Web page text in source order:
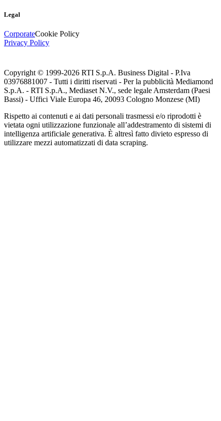
Legal
CorporateCookie Policy
Privacy Policy
Copyright © 1999-2026 RTI S.p.A. Business Digital - P.Iva
03976881007 - Tutti i diritti riservati - Per la pubblicità Mediamond
S.p.A. - RTI S.p.A., Mediaset N.V., sede legale Amsterdam (Paesi
Bassi) - Uffici Viale Europa 46, 20093 Cologno Monzese (MI)
Rispetto ai contenuti e ai dati personali trasmessi e/o riprodotti è
vietata ogni utilizzazione funzionale all’addestramento di sistemi di
intelligenza artificiale generativa. È altresì fatto divieto espresso di
utilizzare mezzi automatizzati di data scraping.